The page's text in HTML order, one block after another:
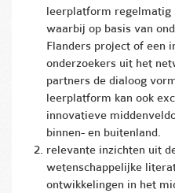
leerplatform regelmatig
waarbij op basis van
Flanders project of een
onderzoekers uit het
partners de dialoog
leerplatform kan ook
innovatieve
binnen- en buitenland.
relevante inzichten uit
wetenschappelijke
ontwikkelingen in het